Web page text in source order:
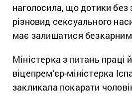
наголосила, що дотики без
різновид сексуального
має залишатися
Міністерка з питань праці
віцепрем’єр-міністерка
закликала покарати